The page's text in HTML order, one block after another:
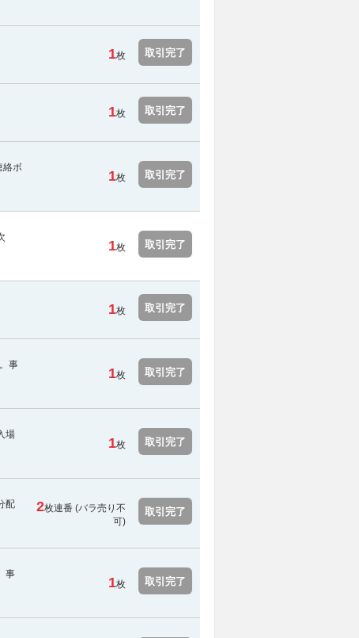
1枚 取引完了
1枚 取引完了
絡ボ
1枚 取引完了
1枚 取引完了
1枚 取引完了
事
1枚 取引完了
場
1枚 取引完了
配
2枚連番 (バラ売り不
可)
取引完了
事
1枚 取引完了